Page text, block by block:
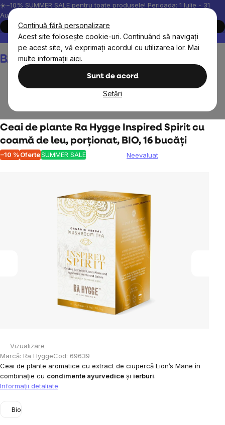
Continuă fără personalizare
Acest site folosește cookie-uri. Continuând să navigați
pe acest site, vă exprimați acordul cu utilizarea lor. Mai
multe informații aici.
Sunt de acord
Setări
Treci
la
conținut
☀️−10% SUMMER SALE pentru toate produsele! Perioada: 1 Iulie - 31
August, 2026.
Cumpără acum
Peste 200.000 de recenzii verificate
Produsele noastre sunt
Coş
de
Ceai de plante Ra Hygge Inspired Spirit cu
coamă de leu, porționat, BIO, 16 bucăți
–10 % OferteSUMMER SALE
Evaluarea
produsului
este
0,0
din
5
stele.
Neevaluat
Vizualizare
Marcă: Ra HyggeCod: 69639
Ceai de plante aromatice cu extract de ciupercă Lion’s Mane în
combinație cu condimente ayurvedice și ierburi.
Informaţii detaliate
Bio